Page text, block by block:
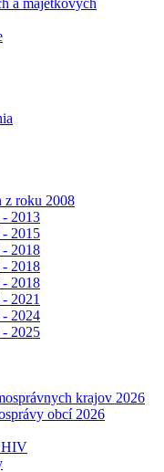
a majetkových
z roku 2008
2013
2015
2018
2018
2018
2021
2024
2025
krajov 2026
obcí 2026